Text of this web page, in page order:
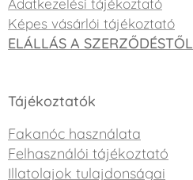
Adatkezelési tájékoztató
Képes vásárlói tájékoztató
ELÁLLÁS A SZERZŐDÉSTŐL
Tájékoztatók
Fakanóc használata
Felhasználói tájékoztató
Illatolajok tulajdonságai